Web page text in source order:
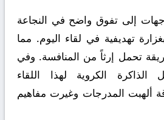
إلى تفوق واضح في النجاعة
تهديفية في لقاء اليوم. مما
تحمل إرثاً من المنافسة. وفي
الكروية لهذا اللقاء
ألهبت المدرجات وغيرت مفاهيم